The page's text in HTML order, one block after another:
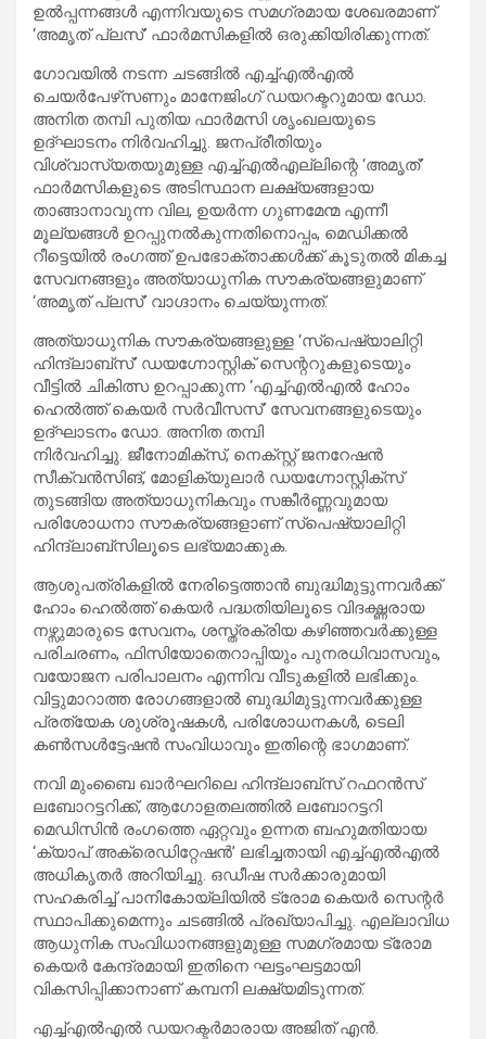
ഉൽപ്പന്നങ്ങൾ എന്നിവയുടെ സമഗ്രമായ ശേഖരമാണ്
‘അമൃത് പ്ലസ്’ ഫാർമസികളിൽ ഒരുക്കിയിരിക്കുന്നത്.
ഗോവയിൽ നടന്ന ചടങ്ങിൽ എച്ച്എൽഎൽ
ചെയർപേഴ്‌സണും മാനേജിംഗ് ഡയറക്ടറുമായ ഡോ.
അനിത തമ്പി പുതിയ ഫാർമസി ശൃംഖലയുടെ
ഉദ്ഘാടനം നിർവഹിച്ചു. ജനപ്രീതിയും
വിശ്വാസ്യതയുമുള്ള എച്ച്എൽഎല്ലിന്റെ ‘അമൃത്’
ഫാർമസികളുടെ അടിസ്ഥാന ലക്ഷ്യങ്ങളായ
താങ്ങാനാവുന്ന വില, ഉയർന്ന ഗുണമേന്മ എന്നീ
മൂല്യങ്ങൾ ഉറപ്പുനൽകുന്നതിനൊപ്പം, മെഡിക്കൽ
റീട്ടെയിൽ രംഗത്ത് ഉപഭോക്താക്കൾക്ക് കൂടുതൽ മികച്ച
സേവനങ്ങളും അത്യാധുനിക സൗകര്യങ്ങളുമാണ്
‘അമൃത് പ്ലസ്’ വാഗ്ദാനം ചെയ്യുന്നത്.
അത്യാധുനിക സൗകര്യങ്ങളുള്ള ‘സ്പെഷ്യാലിറ്റി
ഹിന്ദ്‌ലാബ്‌സ്’ ഡയഗ്നോസ്റ്റിക് സെന്ററുകളുടെയും
വീട്ടിൽ ചികിത്സ ഉറപ്പാക്കുന്ന ‘എച്ച്എൽഎൽ ഹോം
ഹെൽത്ത് കെയർ സർവീസസ്’ സേവനങ്ങളുടെയും
ഉദ്ഘാടനം ഡോ. അനിത തമ്പി
നിർവഹിച്ചു. ജീനോമിക്സ്, നെക്സ്റ്റ് ജനറേഷൻ
സീക്വൻസിങ്, മോളിക്യുലാർ ഡയഗ്നോസ്റ്റിക്സ്
തുടങ്ങിയ അത്യാധുനികവും സങ്കീർണ്ണവുമായ
പരിശോധനാ സൗകര്യങ്ങളാണ് സ്പെഷ്യാലിറ്റി
ഹിന്ദ്‌ലാബ്‌സിലൂടെ ലഭ്യമാക്കുക.
ആശുപത്രികളിൽ നേരിട്ടെത്താൻ ബുദ്ധിമുട്ടുന്നവർക്ക്
ഹോം ഹെൽത്ത് കെയർ പദ്ധതിയിലൂടെ വിദഗ്ദ്ധരായ
നഴ്സുമാരുടെ സേവനം, ശസ്ത്രക്രിയ കഴിഞ്ഞവർക്കുള്ള
പരിചരണം, ഫിസിയോതെറാപ്പിയും പുനരധിവാസവും,
വയോജന പരിപാലനം എന്നിവ വീടുകളിൽ ലഭിക്കും.
വിട്ടുമാറാത്ത രോഗങ്ങളാൽ ബുദ്ധിമുട്ടുന്നവർക്കുള്ള
പ്രത്യേക ശുശ്രൂഷകൾ, പരിശോധനകൾ, ടെലി
കൺസൾട്ടേഷൻ സംവിധാവും ഇതിന്റെ ഭാഗമാണ്.
നവി മുംബൈ ഖാർഘറിലെ ഹിന്ദ്‌ലാബ്‌സ് റഫറൻസ്
ലബോറട്ടറിക്ക്, ആഗോളതലത്തിൽ ലബോറട്ടറി
മെഡിസിൻ രംഗത്തെ ഏറ്റവും ഉന്നത ബഹുമതിയായ
‘ക്യാപ് അക്രെഡിറ്റേഷൻ’ ലഭിച്ചതായി എച്ച്എൽഎൽ
അധികൃതർ അറിയിച്ചു. ഒഡീഷ സർക്കാരുമായി
സഹകരിച്ച് പാനികോയ്‌ലിയിൽ ട്രോമ കെയർ സെന്റർ
സ്ഥാപിക്കുമെന്നും ചടങ്ങിൽ പ്രഖ്യാപിച്ചു. എല്ലാവിധ
ആധുനിക സംവിധാനങ്ങളുമുള്ള സമഗ്രമായ ട്രോമ
കെയർ കേന്ദ്രമായി ഇതിനെ ഘട്ടംഘട്ടമായി
വികസിപ്പിക്കാനാണ് കമ്പനി ലക്ഷ്യമിടുന്നത്.
എച്ച്എൽഎൽ ഡയറക്ടർമാരായ അജിത് എൻ.